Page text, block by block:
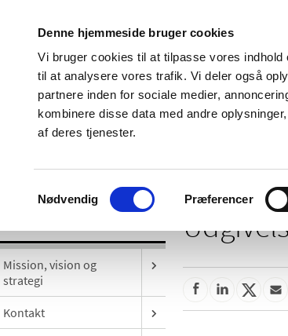
Denne hjemmeside bruger cookies
Vi bruger cookies til at tilpasse vores
til at analysere vores trafik. Vi deler også
partnere inden for sociale medier,
kombinere disse data med andre
af deres tjenester.
Samtykkevalg
Nødvendig Præferencer
Godkendelse og
Bivirkninger og
produktinformation
Mission, vision og
strategi
Kontakt